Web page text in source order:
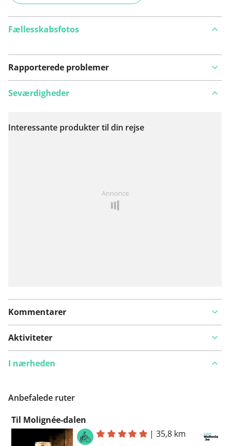
Fællesskabsfotos
Rapporterede problemer
Se på kort
Seværdigheder
Interessante produkter til din rejse
Annonce
Kommentarer
Aktiviteter
I nærheden
Anbefalede ruter
Til Molignée-dalen
|35,8 km